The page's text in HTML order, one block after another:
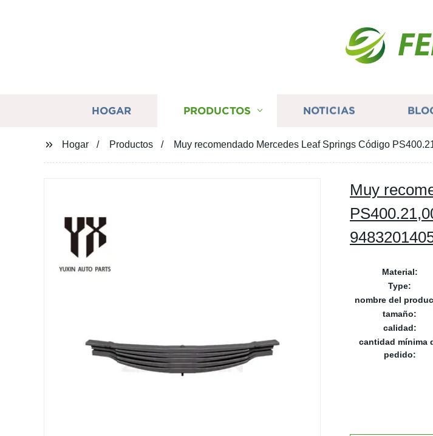
HOGAR PRODUCTOS NOTICIAS
Hogar Productos Muy recomendado Mercedes Leaf Springs Código
Muy
Material:
Type:
nombre del
tamaño:
calidad:
cantidad mínima
pedido: